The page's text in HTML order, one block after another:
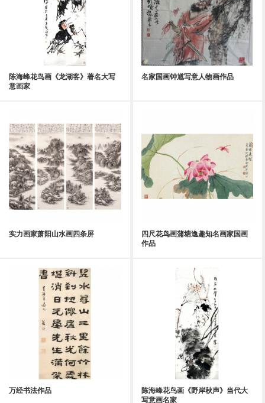
陈海峰花鸟画《龙湖客》著名大写
意画家
名家国画钟馗写意人物画作品
实力画家萧阳山水画四条屏
四尺花鸟画蒲塘逸趣知名画家国画
作品
万经书法作品
陈海峰花鸟画《野岸秋声》当代大
写意画名家